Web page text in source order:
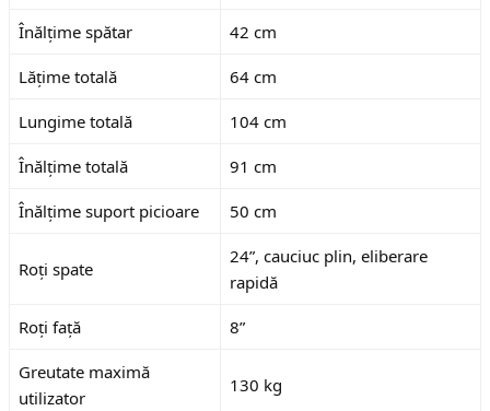
Înălțime spătar 42 cm
Lățime totală 64 cm
Lungime totală 104 cm
Înălțime totală 91 cm
Înălțime suport picioare 50 cm
Roți spate
24”, cauciuc plin, eliberare
rapidă
Roți față 8”
Greutate maximă
utilizator
130 kg